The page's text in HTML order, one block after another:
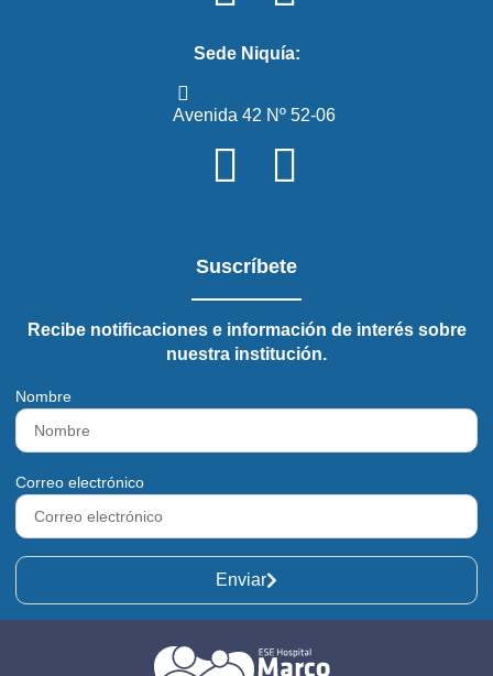
Sede Niquía:
Avenida 42 Nº 52-06
Suscríbete
Recibe notificaciones e información de interés sobre
nuestra institución.
Nombre
Correo electrónico
Enviar